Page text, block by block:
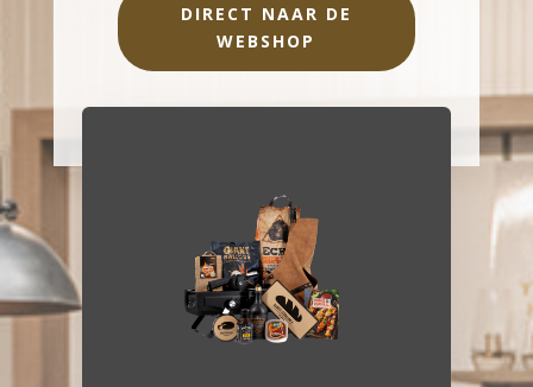
DIRECT NAAR DE
WEBSHOP